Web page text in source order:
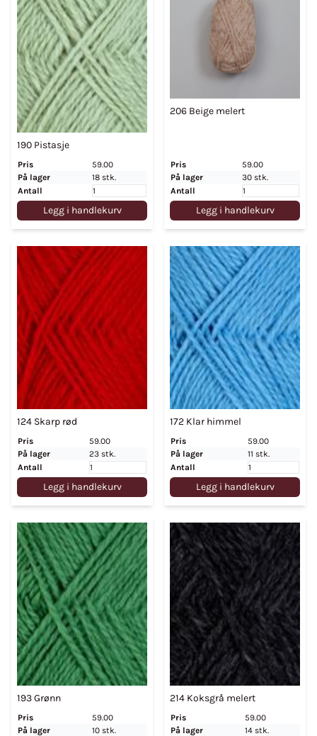
190 Pistasje
Pris
59.00
På lager
18 stk.
Antall
Legg i handlekurv
206 Beige melert
Pris
59.00
På lager
30 stk.
Antall
Legg i handlekurv
124 Skarp rød
Pris
59.00
På lager
23 stk.
Antall
Legg i handlekurv
172 Klar himmel
Pris
59.00
På lager
11 stk.
Antall
Legg i handlekurv
193 Grønn
Pris
59.00
På lager
10 stk.
214 Koksgrå melert
Pris
59.00
På lager
14 stk.